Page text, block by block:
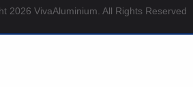
2026 VivaAluminium. All Rights Reserved